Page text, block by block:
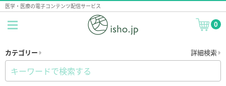
医学・医療の電子コンテンツ配信サービス
0
カテゴリー 詳細検索